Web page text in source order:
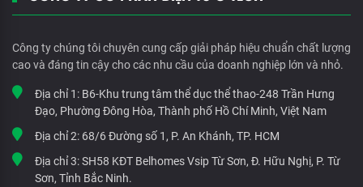
Công ty chúng tôi chuyên cung cấp giải pháp hiệu chuẩn chất lượng
cao và đáng tin cậy cho các nhu cầu của doanh nghiệp lớn và nhỏ.
Địa chỉ 1: B6-Khu trung tâm thể dục thể thao-248 Trần Hưng
Đạo, Phường Đông Hòa, Thành phố Hồ Chí Minh, Việt Nam
Địa chỉ 2: 68/6 Đường số 1, P. An Khánh, TP. HCM
Địa chỉ 3:SH58 KĐT Belhomes Vsip Từ Sơn, Đ. Hữu Nghị, P. Từ
Sơn, Tỉnh Bắc Ninh.